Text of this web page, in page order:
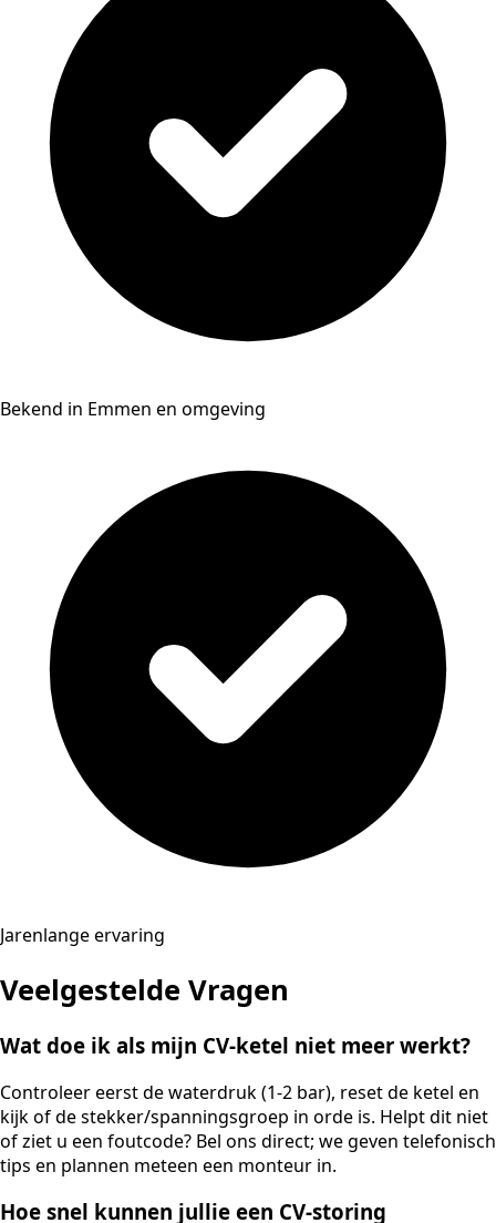
Bekend in Emmen en omgeving
Jarenlange ervaring
Veelgestelde Vragen
Wat doe ik als mijn CV-ketel niet meer werkt?
Controleer eerst de waterdruk (1-2 bar), reset de ketel en
kijk of de stekker/spanningsgroep in orde is. Helpt dit niet
of ziet u een foutcode? Bel ons direct; we geven telefonisch
tips en plannen meteen een monteur in.
Hoe snel kunnen jullie een CV-storing